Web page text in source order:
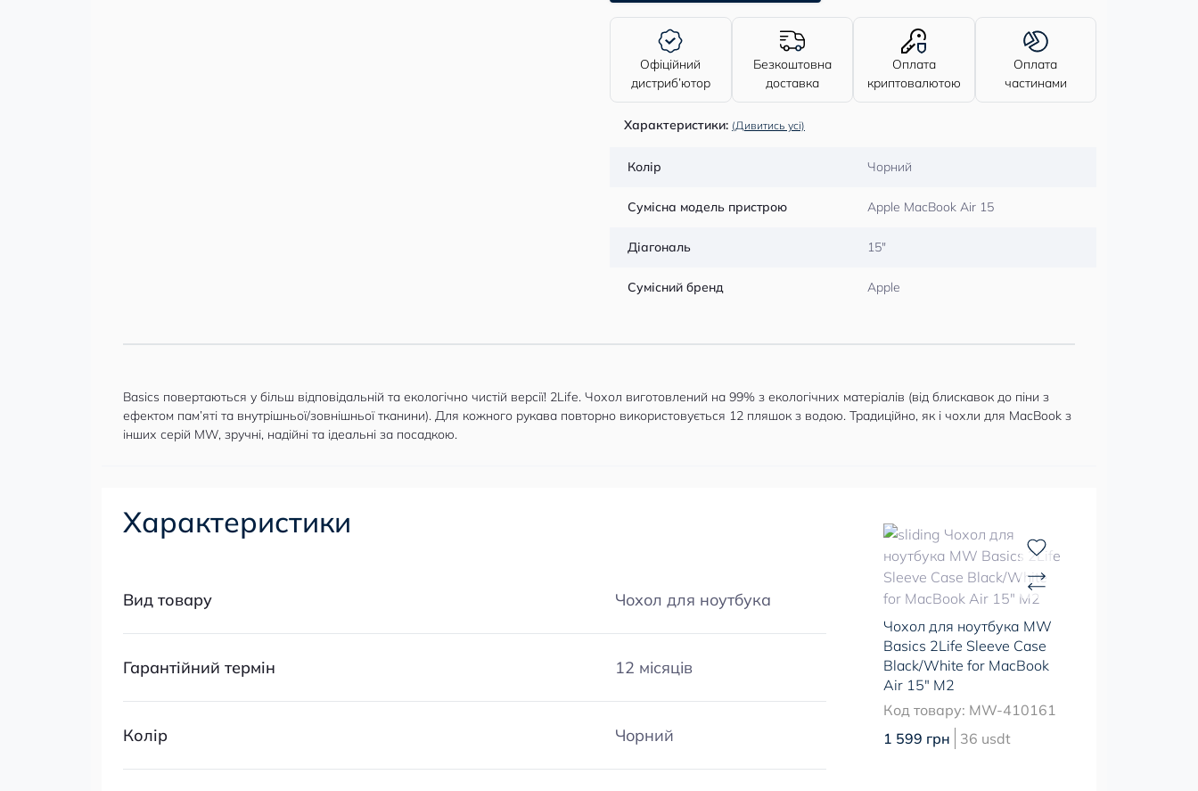
Офіційний
дистриб’ютор
Безкоштовна
доставка
Оплата
криптовалютою
Оплата
частинами
Характеристики: (Дивитись усі)
Колір Чорний
Сумісна модель пристрою Apple MacBook Air 15
Діагональ 15″
Сумісний бренд Apple
Basics повертаються у більш відповідальній та екологічно чистій версії! 2Life. Чохол виготовлений на 99% з екологічних матеріалів (від блискавок до піни з
ефектом пам’яті та внутрішньої/зовнішньої тканини). Для кожного рукава повторно використовується 12 пляшок з водою. Традиційно, як і чохли для MacBook з
інших серій MW, зручні, надійні та ідеальні за посадкою.
Характеристики
Вид товару Чохол для ноутбука
Гарантійний термін 12 місяців
Колір Чорний
Чохол для ноутбука MW
Basics 2Life Sleeve Case
Black/White for MacBook
Air 15" M2
Код товару: MW-410161
1 599 грн
36 usdt